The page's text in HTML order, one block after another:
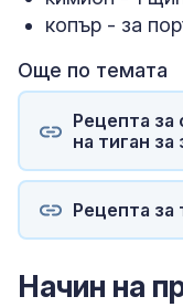
копър - за
Още по темата
Рецепта за
на тиган за
Рецепта за
Начин на